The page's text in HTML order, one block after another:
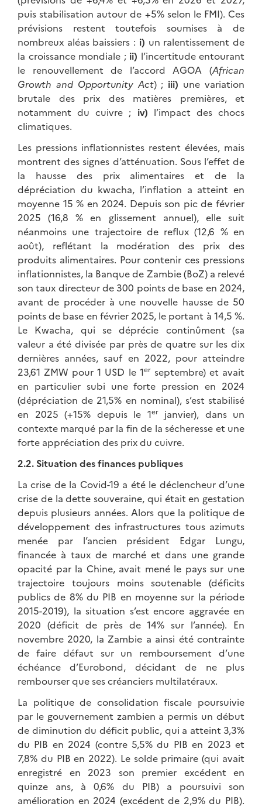
puis stabilisation autour de +5% selon le FMI). Ces
prévisions restent toutefois soumises à de
nombreux aléas baissiers : i) un ralentissement de
la croissance mondiale ; ii) l’incertitude entourant
le renouvellement de l’accord AGOA (African
Growth and Opportunity Act) ; iii) une variation
brutale des prix des matières premières, et
notamment du cuivre ; iv) l’impact des chocs
climatiques.
Les pressions inflationnistes restent élevées, mais
montrent des signes d’atténuation. Sous l’effet de
la hausse des prix alimentaires et de la
dépréciation du kwacha, l’inflation a atteint en
moyenne 15 % en 2024. Depuis son pic de février
2025 (16,8 % en glissement annuel), elle suit
néanmoins une trajectoire de reflux (12,6 % en
août), reflétant la modération des prix des
produits alimentaires. Pour contenir ces pressions
inflationnistes, la Banque de Zambie (BoZ) a relevé
son taux directeur de 300 points de base en 2024,
avant de procéder à une nouvelle hausse de 50
points de base en février 2025, le portant à 14,5 %.
Le Kwacha, qui se déprécie continûment (sa
valeur a été divisée par près de quatre sur les dix
dernières années, sauf en 2022, pour atteindre
23,61 ZMW pour 1 USD le 1erseptembre) et avait
en particulier subi une forte pression en 2024
(dépréciation de 21,5% en nominal), s’est stabilisé
en 2025 (+15% depuis le 1erjanvier), dans un
contexte marqué par la fin de la sécheresse et une
forte appréciation des prix du cuivre.
2.2. Situation des finances publiques
La crise de la Covid-19 a été le déclencheur d’une
crise de la dette souveraine, qui était en gestation
depuis plusieurs années. Alors que la politique de
développement des infrastructures tous azimuts
menée par l’ancien président Edgar Lungu,
financée à taux de marché et dans une grande
opacité par la Chine, avait mené le pays sur une
trajectoire toujours moins soutenable (déficits
publics de 8% du PIB en moyenne sur la période
2015-2019), la situation s’est encore aggravée en
2020 (déficit de près de 14% sur l’année). En
novembre 2020, la Zambie a ainsi été contrainte
de faire défaut sur un remboursement d’une
échéance d’Eurobond, décidant de ne plus
rembourser que ses créanciers multilatéraux.
La politique de consolidation fiscale poursuivie
par le gouvernement zambien a permis un début
de diminution du déficit public, qui a atteint 3,3%
du PIB en 2024 (contre 5,5% du PIB en 2023 et
7,8% du PIB en 2022). Le solde primaire (qui avait
enregistré en 2023 son premier excédent en
quinze ans, à 0,6% du PIB) a poursuivi son
amélioration en 2024 (excédent de 2,9% du PIB).